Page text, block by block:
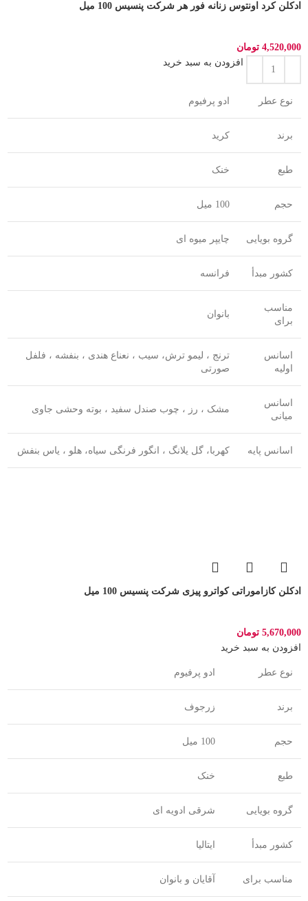
ادکلن کرد اونتوس زنانه فور هر شرکت پنسیس 100 میل
4,520,000 تومان
افزودن به سبد خرید
نوع عطر ادو پرفیوم
برند کرید
طبع خنک
حجم 100 میل
گروه بویایی چایپر میوه ای
کشور مبدأ فرانسه
مناسب
برای
بانوان
اسانس
اولیه
ترنج ، لیمو ترش، سیب ، نعناع هندی ، بنفشه ، فلفل
صورتی
اسانس
میانی
مشک ، رز ، چوب صندل سفید ، بوته وحشی جاوی
اسانس پایه کهربا، گل یلانگ ، انگور فرنگی سیاه، هلو ، یاس بنفش
ادکلن کازاموراتی کواترو پیزی شرکت پنسیس 100 میل
5,670,000 تومان
افزودن به سبد خرید
نوع عطر ادو پرفیوم
برند زرجوف
حجم 100 میل
طبع خنک
گروه بویایی شرقی ادویه ای
کشور مبدأ ایتالیا
مناسب برای آقایان و بانوان